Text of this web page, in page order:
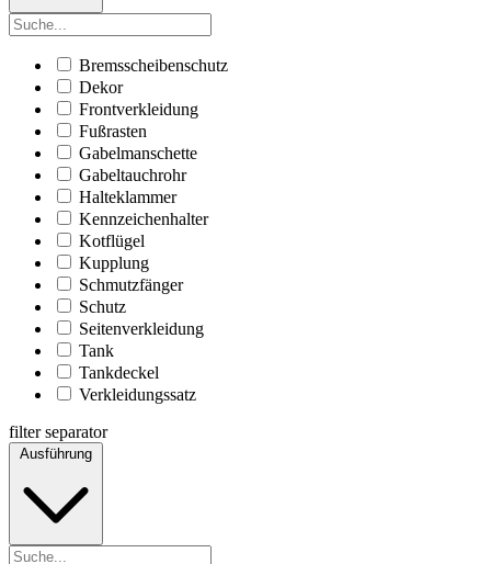
Bremsscheibenschutz
Dekor
Frontverkleidung
Fußrasten
Gabelmanschette
Gabeltauchrohr
Halteklammer
Kennzeichenhalter
Kotflügel
Kupplung
Schmutzfänger
Schutz
Seitenverkleidung
Tank
Tankdeckel
Verkleidungssatz
filter separator
Ausführung